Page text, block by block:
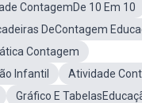
ContagemDe 10 Em 10
DeContagem
Contagem
Infantil
Atividade
Gráfico E